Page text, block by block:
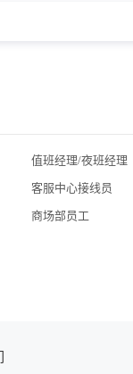
值班经理/夜班经理
客服中心接线员
商场部员工